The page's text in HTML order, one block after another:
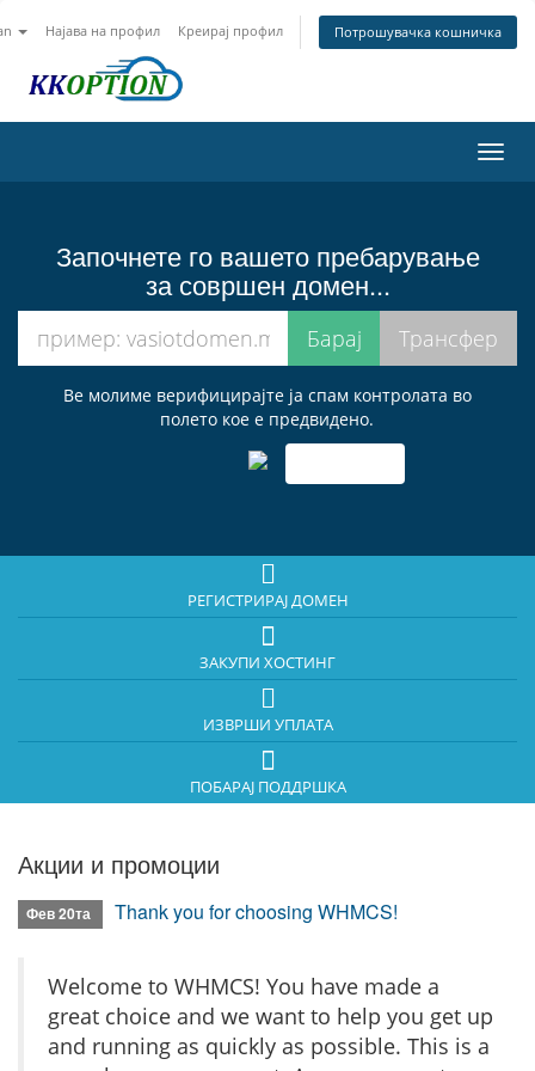
Најава на профил Креирај профил Потрошувачка кошничка
ја
Започнете го вашето пребарување
за совршен домен...
Ве молиме верифицирајте ја спам контролата во
полето кое е предвидено.
РЕГИСТРИРАЈ ДОМЕН
ЗАКУПИ ХОСТИНГ
ИЗВРШИ УПЛАТА
ПОБАРАЈ ПОДДРШКА
Акции и промоции
Фев 20та Thank you for choosing WHMCS!
Welcome to WHMCS! You have made a
great choice and we want to help you get up
and running as quickly as possible. This is a